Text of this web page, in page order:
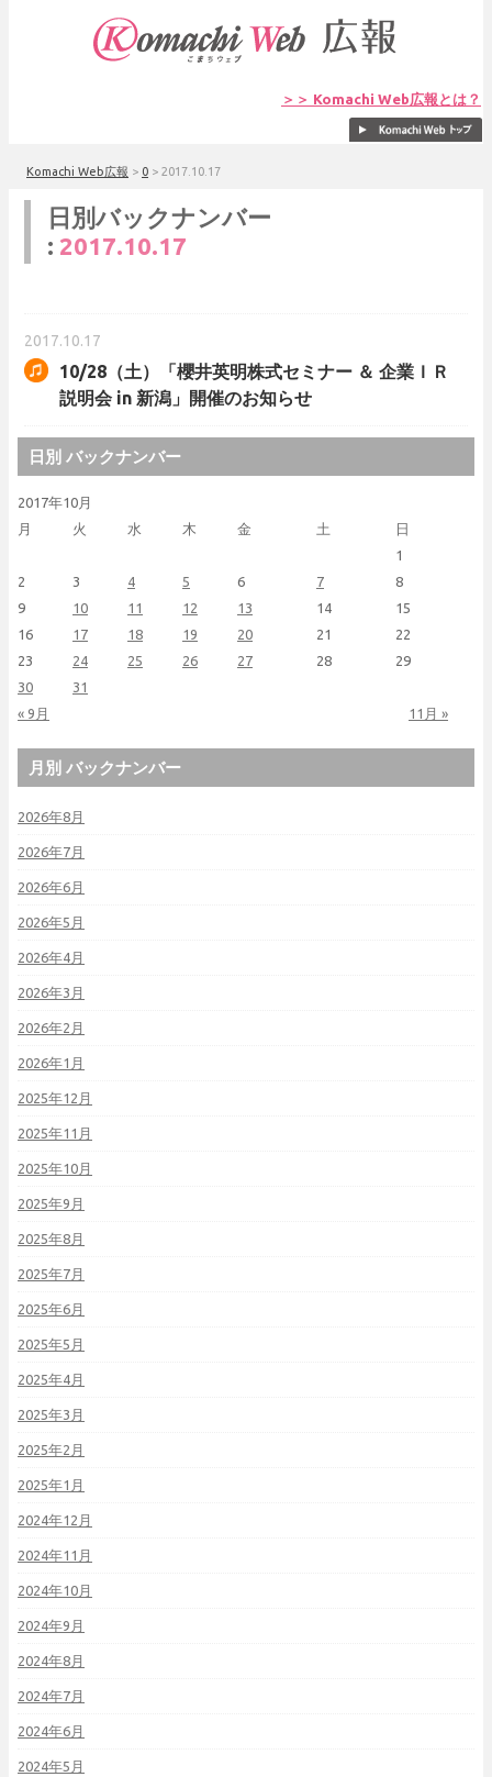
＞＞ Komachi Web広報とは？
Komachi Web広報 > 0 > 2017.10.17
日別バックナンバー
: 2017.10.17
2017.10.17
10/28（土）「櫻井英明株式セミナー ＆ 企業ＩＲ
説明会 in 新潟」開催のお知らせ
日別 バックナンバー
2017年10月
月
火 水 木 金 土 日
« 9月 11月 »
1
2
3 4 5 6 7
8
9
10 11 12 13 14
15
16
17 18 19 20 21
22
23
24 25 26 27 28
29
30
31
月別 バックナンバー
2026年8月
2026年7月
2026年6月
2026年5月
2026年4月
2026年3月
2026年2月
2026年1月
2025年12月
2025年11月
2025年10月
2025年9月
2025年8月
2025年7月
2025年6月
2025年5月
2025年4月
2025年3月
2025年2月
2025年1月
2024年12月
2024年11月
2024年10月
2024年9月
2024年8月
2024年7月
2024年6月
2024年5月